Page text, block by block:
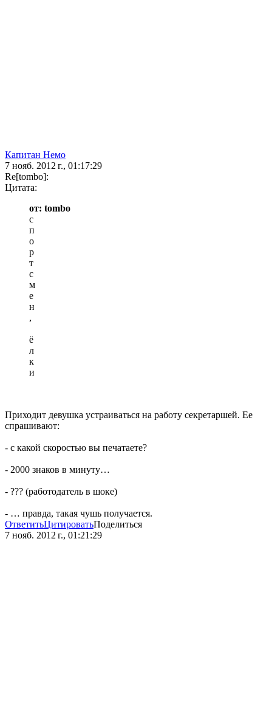
Капитан Немо
7 нояб. 2012 г., 01:17:29
Re[tombo]:
Цитата:
от: tombo
с
п
о
р
т
с
м
е
н
,
ё
л
к
и
Приходит девушка устраиваться на работу секретаршей. Ее
спрашивают:
- с какой скоростью вы печатаете?
- 2000 знаков в минуту…
- ??? (работодатель в шоке)
- … правда, такая чушь получается.
ОтветитьЦитироватьПоделиться
7 нояб. 2012 г., 01:21:29